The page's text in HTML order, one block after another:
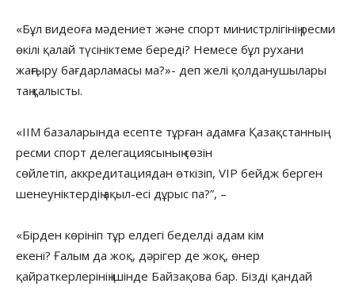
«Бұл видеоға мәдениет және спорт министрлігінің ресми
өкілі қалай түсініктеме береді? Немесе бұл рухани
жаңғыру бағдарламасы ма?»- деп желі қолданушылары
таң қалысты.
«ІІМ базаларында есепте тұрған адамға Қазақстанның
ресми спорт делегациясының сөзін
сөйлетіп, аккредитациядан өткізіп, VIP бейдж берген
шенеуніктердің ақыл-есі дұрыс па?”, –
«Бірден көрініп тұр елдегі беделді адам кім
екені? Ғалым да жоқ, дәрігер де жоқ, өнер
қайраткерлерінің ішінде Байзақова бар. Бізді қандай